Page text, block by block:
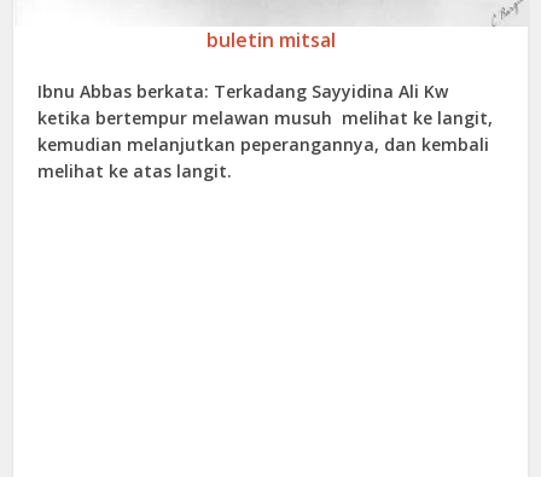
buletin mitsal
Ibnu Abbas berkata: Terkadang Sayyidina Ali Kw
ketika bertempur melawan musuh melihat ke langit,
kemudian melanjutkan peperangannya, dan kembali
melihat ke atas langit.